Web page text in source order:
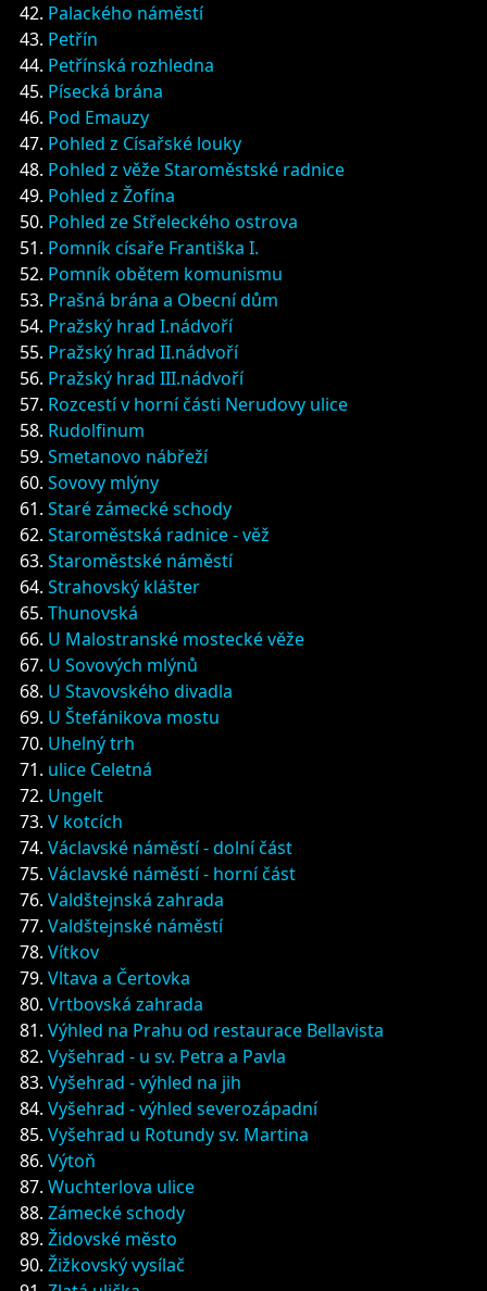
Palackého náměstí
Petřín
Petřínská rozhledna
Písecká brána
Pod Emauzy
Pohled z Císařské louky
Pohled z věže Staroměstské radnice
Pohled z Žofína
Pohled ze Střeleckého ostrova
Pomník císaře Františka I.
Pomník obětem komunismu
Prašná brána a Obecní dům
Pražský hrad I.nádvoří
Pražský hrad II.nádvoří
Pražský hrad III.nádvoří
Rozcestí v horní části Nerudovy ulice
Rudolfinum
Smetanovo nábřeží
Sovovy mlýny
Staré zámecké schody
Staroměstská radnice - věž
Staroměstské náměstí
Strahovský klášter
Thunovská
U Malostranské mostecké věže
U Sovových mlýnů
U Stavovského divadla
U Štefánikova mostu
Uhelný trh
ulice Celetná
Ungelt
V kotcích
Václavské náměstí - dolní část
Václavské náměstí - horní část
Valdštejnská zahrada
Valdštejnské náměstí
Vítkov
Vltava a Čertovka
Vrtbovská zahrada
Výhled na Prahu od restaurace Bellavista
Vyšehrad - u sv. Petra a Pavla
Vyšehrad - výhled na jih
Vyšehrad - výhled severozápadní
Vyšehrad u Rotundy sv. Martina
Výtoň
Wuchterlova ulice
Zámecké schody
Židovské město
Žižkovský vysílač